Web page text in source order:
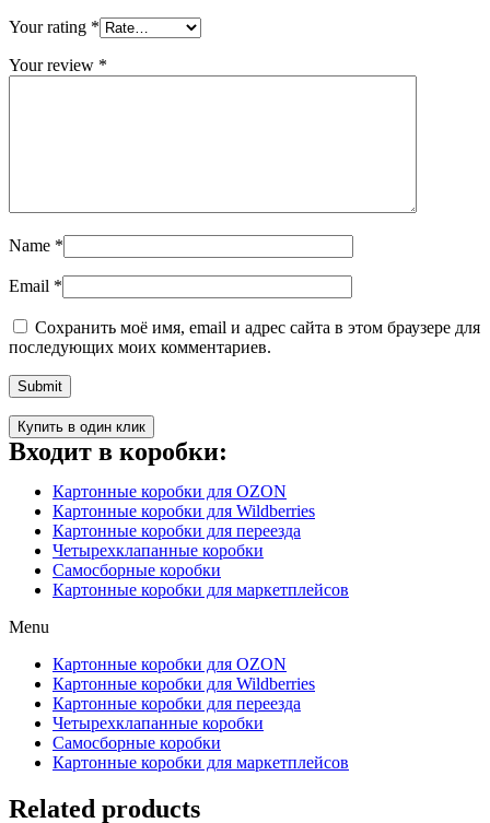
Your rating *
Your review *
Name *
Email *
Сохранить моё имя, email и адрес сайта в этом браузере для
последующих моих комментариев.
Купить в один клик
Входит в коробки:
Картонные коробки для OZON
Картонные коробки для Wildberries
Картонные коробки для переезда
Четырехклапанные коробки
Самосборные коробки
Картонные коробки для маркетплейсов
Menu
Картонные коробки для OZON
Картонные коробки для Wildberries
Картонные коробки для переезда
Четырехклапанные коробки
Самосборные коробки
Картонные коробки для маркетплейсов
Related products